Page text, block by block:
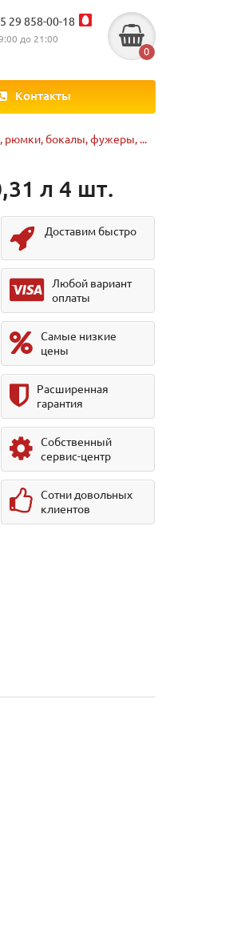
29 858-00-18
до 21:00
0
Контакты
рюмки, бокалы, фужеры, ...
л 4 шт.
Доставим быстро
Любой вариант
оплаты
Самые низкие
цены
Расширенная
гарантия
Собственный
сервис-центр
Сотни довольных
клиентов